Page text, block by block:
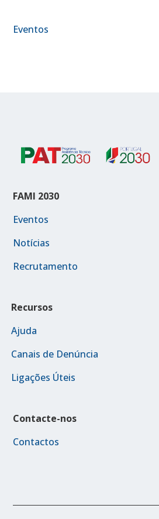
Eventos
FAMI 2030
Eventos
Notícias
Recrutamento
Recursos
Ajuda
Canais de Denúncia
Ligações Úteis
Contacte-nos
Contactos